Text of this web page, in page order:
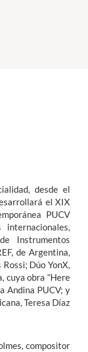
desde el
el XIX
PUCV
Instrumentos
de Argentina,
Dúo YonX,
cuya obra “Here
Andina PUCV; y
Teresa Díaz
compositor